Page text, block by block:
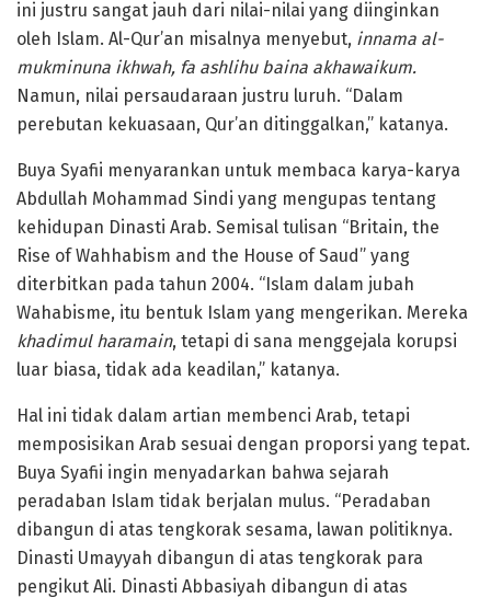
ini justru sangat jauh dari nilai-nilai yang diinginkan
oleh Islam. Al-Qur’an misalnya menyebut, innama al-
mukminuna ikhwah, fa ashlihu baina akhawaikum.
Namun, nilai persaudaraan justru luruh. “Dalam
perebutan kekuasaan, Qur’an ditinggalkan,” katanya.
Buya Syafii menyarankan untuk membaca karya-karya
Abdullah Mohammad Sindi yang mengupas tentang
kehidupan Dinasti Arab. Semisal tulisan “Britain, the
Rise of Wahhabism and the House of Saud” yang
diterbitkan pada tahun 2004. “Islam dalam jubah
Wahabisme, itu bentuk Islam yang mengerikan. Mereka
khadimul haramain, tetapi di sana menggejala korupsi
luar biasa, tidak ada keadilan,” katanya.
Hal ini tidak dalam artian membenci Arab, tetapi
memposisikan Arab sesuai dengan proporsi yang tepat.
Buya Syafii ingin menyadarkan bahwa sejarah
peradaban Islam tidak berjalan mulus. “Peradaban
dibangun di atas tengkorak sesama, lawan politiknya.
Dinasti Umayyah dibangun di atas tengkorak para
pengikut Ali. Dinasti Abbasiyah dibangun di atas